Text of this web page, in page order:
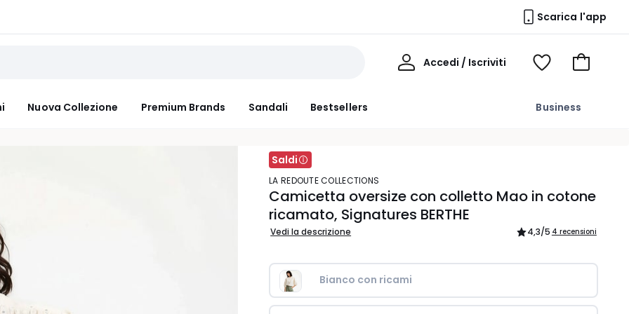
Scarica l'app
Nuova Collezione Premium Brands Sandali Bestsellers Business
Accedi / Iscriviti
Voir
Vai
Saldi
LA REDOUTE COLLECTIONS
Camicetta oversize con colletto Mao in cotone
ricamato, Signatures BERTHE
Vedi la descrizione 4,3/5 4 recensioni
Bianco con ricami